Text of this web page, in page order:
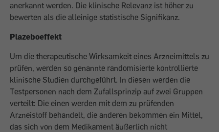
anerkannt werden. Die klinische Relevanz ist höher zu
bewerten als die alleinige statistische Signifikanz.
Plazeboeffekt
Um die therapeutische Wirksamkeit eines Arzneimittels zu
prüfen, werden so genannte randomisierte kontrollierte
klinische Studien durchgeführt. In diesen werden die
Testpersonen nach dem Zufallsprinzip auf zwei Gruppen
verteilt: Die einen werden mit dem zu prüfenden
Arzneistoff behandelt, die anderen bekommen ein Mittel,
das sich von dem Medikament äußerlich nicht